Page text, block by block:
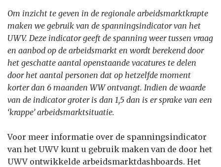
Om inzicht te geven in de regionale arbeidsmarktkrapte
maken we gebruik van de spanningsindicator van het
UWV. Deze indicator geeft de spanning weer tussen vraag
en aanbod op de arbeidsmarkt en wordt berekend door
het geschatte aantal openstaande vacatures te delen
door het aantal personen dat op hetzelfde moment
korter dan 6 maanden WW ontvangt. Indien de waarde
van de indicator groter is dan 1,5 dan is er sprake van een
‘krappe’ arbeidsmarktsituatie.
Voor meer informatie over de spanningsindicator
van het UWV kunt u gebruik maken van de door het
UWV ontwikkelde arbeidsmarktdashboards. Het